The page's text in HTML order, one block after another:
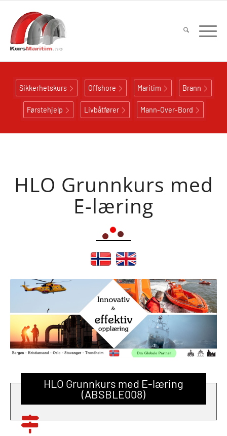
Sikkerhetskurs Offshore Maritim Brann
Førstehjelp Livbåtfører Mann-Over-Bord
HLO Grunnkurs med
E-læring
HLO Grunnkurs med E-læring
(ABSBLE008)